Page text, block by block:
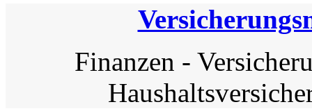
Finanzen -